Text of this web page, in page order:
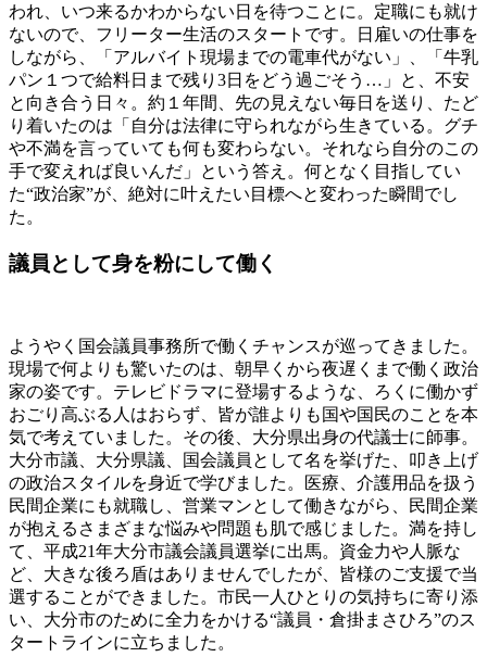
われ、いつ来るかわからない日を待つことに。定職にも就け
ないので、フリーター生活のスタートです。日雇いの仕事を
しながら、「アルバイト現場までの電車代がない」、「牛乳
パン１つで給料日まで残り3日をどう過ごそう…」と、不安
と向き合う日々。約１年間、先の見えない毎日を送り、たど
り着いたのは「自分は法律に守られながら生きている。グチ
や不満を言っていても何も変わらない。それなら自分のこの
手で変えれば良いんだ」という答え。何となく目指してい
た“政治家”が、絶対に叶えたい目標へと変わった瞬間でし
た。
議員として身を粉にして働く
ようやく国会議員事務所で働くチャンスが巡ってきました。
現場で何よりも驚いたのは、朝早くから夜遅くまで働く政治
家の姿です。テレビドラマに登場するような、ろくに働かず
おごり高ぶる人はおらず、皆が誰よりも国や国民のことを本
気で考えていました。その後、大分県出身の代議士に師事。
大分市議、大分県議、国会議員として名を挙げた、叩き上げ
の政治スタイルを身近で学びました。医療、介護用品を扱う
民間企業にも就職し、営業マンとして働きながら、民間企業
が抱えるさまざまな悩みや問題も肌で感じました。満を持し
て、平成21年大分市議会議員選挙に出馬。資金力や人脈な
ど、大きな後ろ盾はありませんでしたが、皆様のご支援で当
選することができました。市民一人ひとりの気持ちに寄り添
い、大分市のために全力をかける“議員・倉掛まさひろ”のス
タートラインに立ちました。